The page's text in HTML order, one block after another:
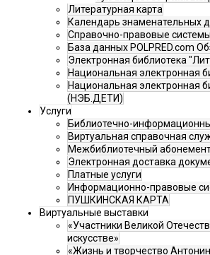
Литературная карта
Календарь знаменательных
Справочно-правовые системы
База данных POLPRED.com
Электронная библиотека
Национальная электронная
Национальная электронная
(НЭБ.ДЕТИ)
Услуги
Библиотечно-
Виртуальная справочная
Межбиблиотечный
Электронная доставка
Платные услуги
Информационно-правовые
ПУШКИНСКАЯ КАРТА
Виртуальные выставки
«Участники Великой
искусстве»
«Жизнь и творчество